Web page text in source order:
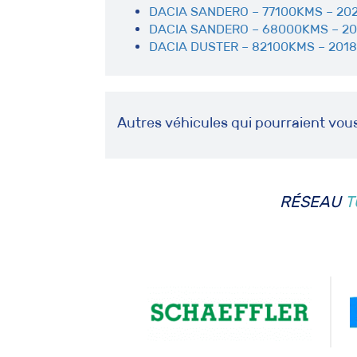
DACIA SANDERO – 77100KMS –
DACIA SANDERO – 68000KMS –
DACIA DUSTER – 82100KMS –
Autres véhicules qui pourraient
RÉSEAU